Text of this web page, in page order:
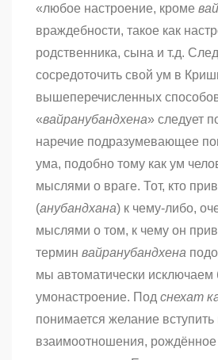
«любое настроение, кроме
враждебности, такое как
родственника, сына и т.д.
сосредоточить свой ум в
вышеперечисленных
«вайранубандхена» следует
наречие подразумевающее
ума, подобно тому как ум
мыслями о враге. Тот, кто
(анубандхана) к чему-либо,
мыслями о том, к чему он
термин вайранубандхена
мы автоматически исключаем
умонастроение. Под снехат
понимается желание вступить
взаимоотношения, рождённое